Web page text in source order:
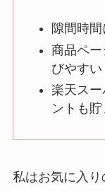
隙間時
商品ペ
びやすい
楽天ス
ントも
私はお気に入